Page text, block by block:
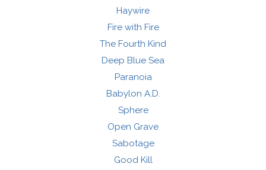
Haywire
Fire with Fire
The Fourth Kind
Deep Blue Sea
Paranoia
Babylon A.D.
Sphere
Open Grave
Sabotage
Good Kill